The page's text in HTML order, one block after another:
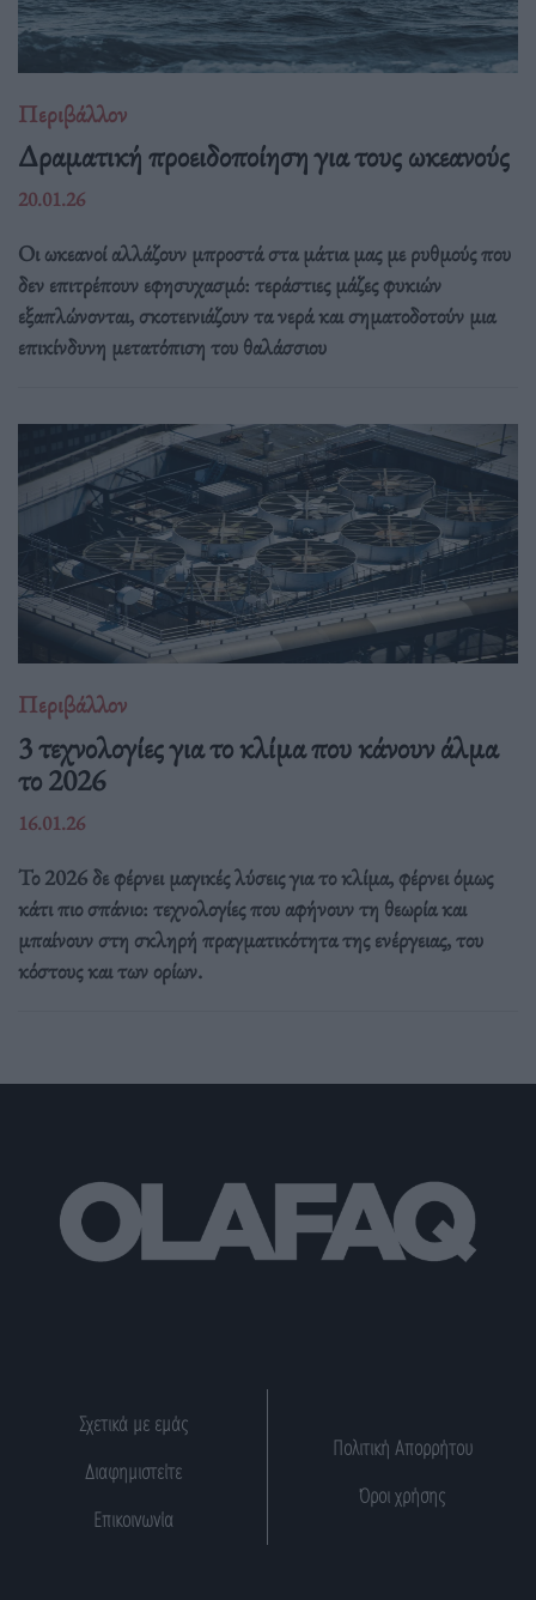
Περιβάλλον
Δραματική προειδοποίηση για τους ωκεανούς
20.01.26
Οι ωκεανοί αλλάζουν μπροστά στα μάτια μας με ρυθμούς που
δεν επιτρέπουν εφησυχασμό: τεράστιες μάζες φυκιών
εξαπλώνονται, σκοτεινιάζουν τα νερά και σηματοδοτούν μια
επικίνδυνη μετατόπιση του θαλάσσιου
Περιβάλλον
3 τεχνολογίες για το κλίμα που κάνουν άλμα
το 2026
16.01.26
Το 2026 δε φέρνει μαγικές λύσεις για το κλίμα, φέρνει όμως
κάτι πιο σπάνιο: τεχνολογίες που αφήνουν τη θεωρία και
μπαίνουν στη σκληρή πραγματικότητα της ενέργειας, του
κόστους και των ορίων.
Σχετικά με εμάς
Διαφημιστείτε
Επικοινωνία
Πολιτική Απορρήτου
Όροι χρήσης